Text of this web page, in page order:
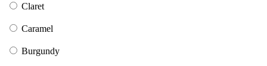
Claret
Caramel
Burgundy